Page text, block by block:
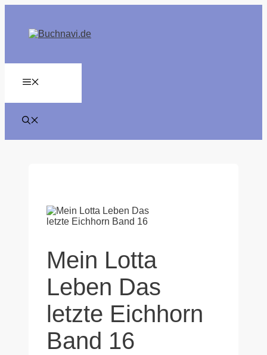
springen
Mein Lotta
Leben Das
letzte Eichhorn
Band 16